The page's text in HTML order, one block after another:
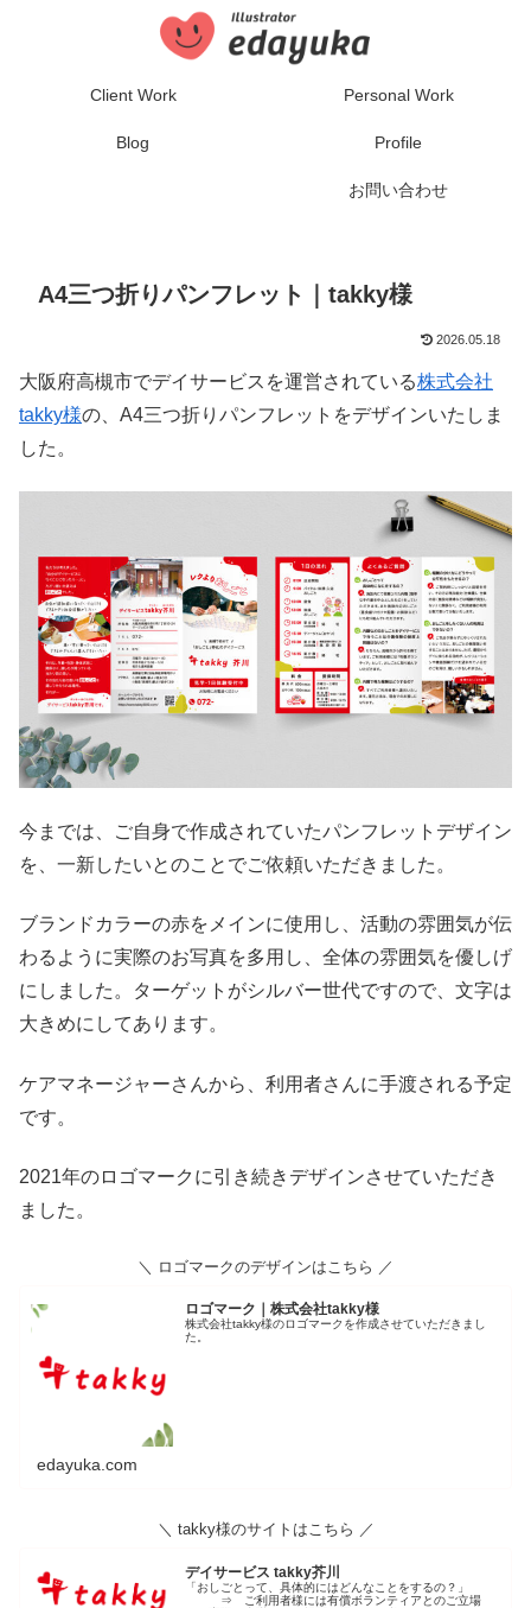
Client Work Personal Work
Blog Profile
お問い合わせ
A4三つ折りパンフレット｜takky様
2026.05.18
大阪府高槻市でデイサービスを運営されている株式会社
takky様の、A4三つ折りパンフレットをデザインいたしま
した。
今までは、ご自身で作成されていたパンフレットデザイン
を、一新したいとのことでご依頼いただきました。
ブランドカラーの赤をメインに使用し、活動の雰囲気が伝
わるように実際のお写真を多用し、全体の雰囲気を優しげ
にしました。ターゲットがシルバー世代ですので、文字は
大きめにしてあります。
ケアマネージャーさんから、利用者さんに手渡される予定
です。
2021年のロゴマークに引き続きデザインさせていただき
ました。
＼ ロゴマークのデザインはこちら ／
ロゴマーク｜株式会社takky様
株式会社takky様のロゴマークを作成させていただきまし
た。
edayuka.com
＼ takky様のサイトはこちら ／
デイサービス takky芥川
「おしごとって、具体的にはどんなことをするの？」
⇒ ご利用者様には有償ボランティアとのご立場